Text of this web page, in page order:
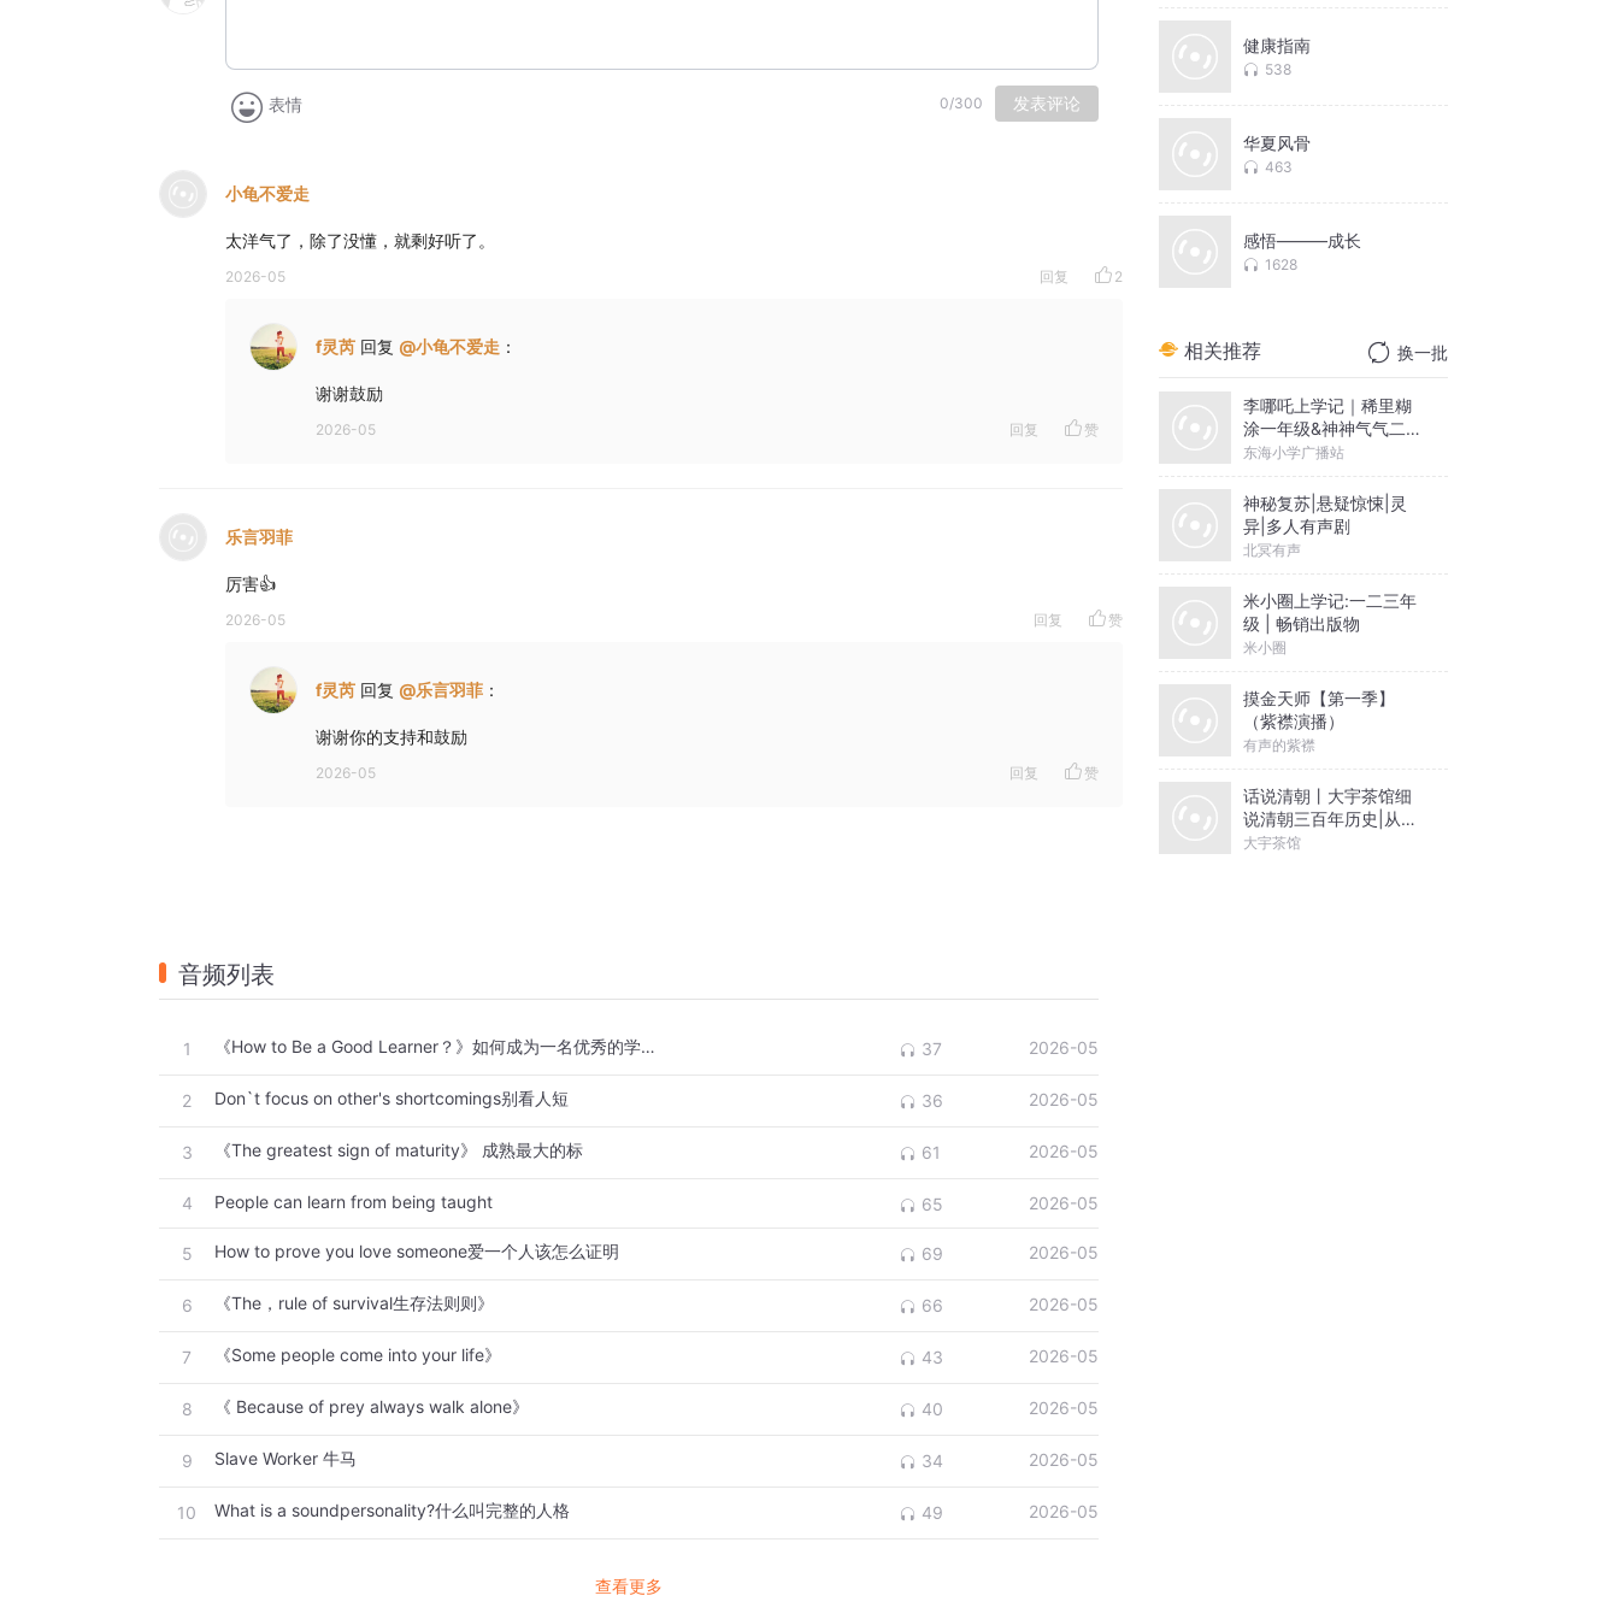
表情 0/300 发表评论
小龟不爱走
太洋气了，除了没懂，就剩好听了。
2026-05 回复 2
f灵芮 回复 @小龟不爱走 ：
谢谢鼓励
2026-05 回复 赞
乐言羽菲
厉害👍
2026-05 回复 赞
f灵芮 回复 @乐言羽菲 ：
谢谢你的支持和鼓励
2026-05 回复 赞
音频列表
1 《How to Be a Good Learner？》如何成为一名优秀的学习者？ 37 2026-05
2 Don`t focus on other's shortcomings别看人短 36 2026-05
3 《The greatest sign of maturity》 成熟最大的标 61 2026-05
4 People can learn from being taught 65 2026-05
5 How to prove you love someone爱一个人该怎么证明 69 2026-05
6 《The，rule of survival生存法则则》 66 2026-05
7 《Some people come into your life》 43 2026-05
8 《 Because of prey always walk alone》 40 2026-05
9 Slave Worker 牛马 34 2026-05
10 What is a soundpersonality?什么叫完整的人格 49 2026-05
查看更多
健康指南
538
华夏风骨
463
感悟———成长
1628
相关推荐 换一批
李哪吒上学记｜稀里糊
涂一年级&神神气气二年
级
东海小学广播站
神秘复苏|悬疑惊悚|灵
异|多人有声剧
北冥有声
米小圈上学记:一二三年
级 | 畅销出版物
米小圈
摸金天师【第一季】
（紫襟演播）
有声的紫襟
话说清朝丨大宇茶馆细
说清朝三百年历史|从努
尔哈赤到末代皇帝溥仪|
大宇茶馆